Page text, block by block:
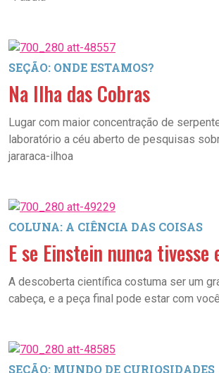
SEÇÃO: ONDE ESTAMOS?
Na Ilha das Cobras
Lugar com maior concentração de
laboratório a céu aberto de pesquisas
jararaca-ilhoa
COLUNA: A CIÊNCIA DAS COISAS
E se Einstein nunca
A descoberta científica costuma ser um
cabeça, e a peça final pode estar com
SEÇÃO: MUNDO DE CURIOSIDADES